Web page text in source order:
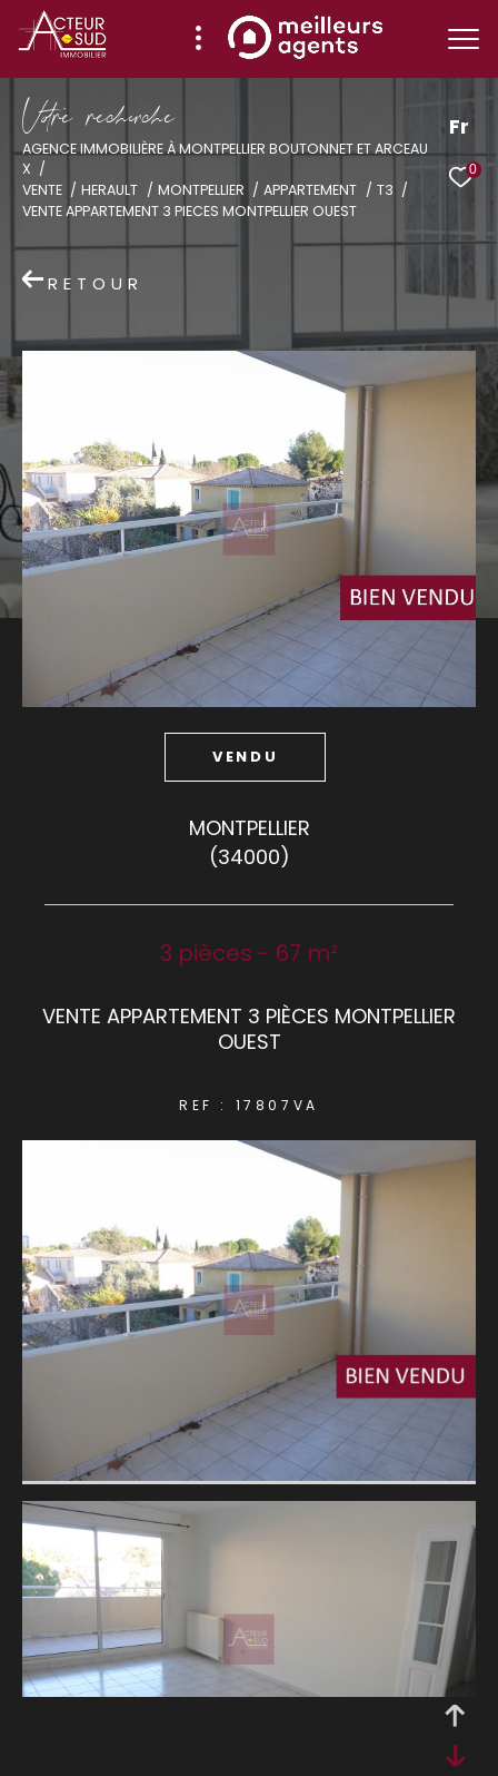
Fr
0
Vore recece
AGENCE IMMOBILIÈRE À MONTPELLIER BOUTONNET ET ARCEAU
X
VENTE
HERAULT MONTPELLIER APPARTEMENT
T3
VENTE APPARTEMENT 3 PIECES MONTPELLIER OUEST
RETOUR
VENDU
MONTPELLIER
(34000)
3 pièces - 67 m²
VENTE APPARTEMENT 3 PIÈCES MONTPELLIER
OUEST
REF : 17807VA
Effectuer une recherche
et trouver le bien qui correspond à vos
critères
Ville
Budget
Budget
Pièces
Pièces
AFFINER LES CRITÈRES
NOUVEAUTÉS
RECHERCHER